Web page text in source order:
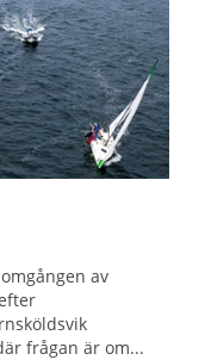
av
frågan är om...